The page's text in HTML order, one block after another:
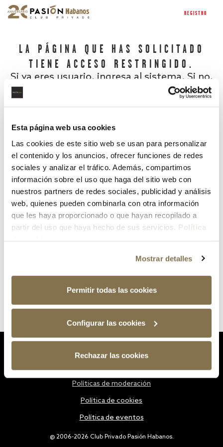
Esta página web usa cookies
Las cookies de este sitio web se usan para personalizar
el contenido y los anuncios, ofrecer funciones de redes
sociales y analizar el tráfico. Además, compartimos
información sobre el uso que haga del sitio web con
nuestros partners de redes sociales, publicidad y análisis
web, quienes pueden combinarla con otra información
que les haya proporcionado o que hayan recopilado a
partir del uso que haya hecho de sus servicios. Política
Mostrar detalles
Permitir todas las cookies
Configurar las cookies
Rechazar las cookies
REGISTRO
LA PÁGINA QUE HAS SOLICITADO
TIENE ACCESO RESTRINGIDO.
Si ya eres usuario, ingresa al sistema. Si no,
¿Has olvidado tu contraseña?
@ 2006-2026 Club Privado Pasión Habanos.
Políticas de moderación
Política de cookies
Política de eventos